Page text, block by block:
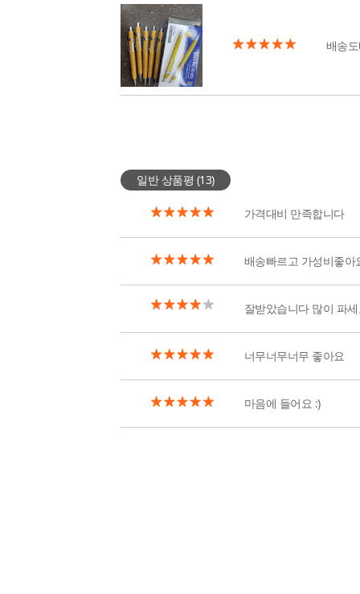
배송
일반 상품평 (13)
가격대비 만족합니다
배송빠르고 가성비좋아
잘받았습니다 많이 파
너무너무너무 좋아요
마음에 들어요 :)